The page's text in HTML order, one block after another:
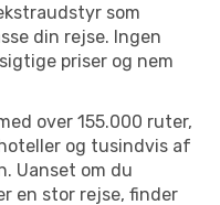
som
din rejse. Ingen
priser og nem
over 155.000 ruter,
og tusindvis af
Uanset om du
en stor rejse, finder